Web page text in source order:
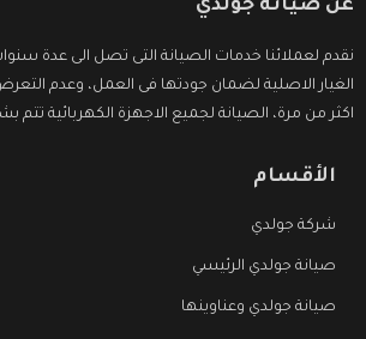
عن صيانة جولدي
نقدم لعملائنا خدمات الصيانة التى تصل الى عدة
الغيار الاصلية لضمان جودتها فى العمل، وعدم
اكثر من مرة، الصيانة لجميع الاجهزة الكهربائية
الأقسام
شركة جولدي
صيانة جولدي الرئيسي
صيانة جولدي وعناوينها